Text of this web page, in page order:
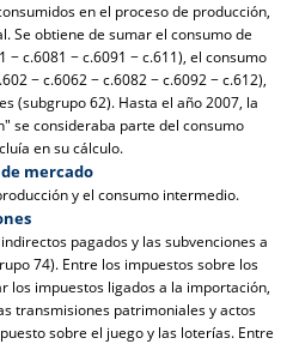
en el proceso de producción,
Se obtiene de sumar el consumo de
− c.6081 − c.6091 − c.611), el consumo
− c.6062 − c.6082 − c.6092 − c.612),
(subgrupo 62). Hasta el año 2007, la
se consideraba parte del consumo
en su cálculo.
mercado
y el consumo intermedio.
pagados y las subvenciones a
74). Entre los impuestos sobre los
los impuestos ligados a la importación,
transmisiones patrimoniales y actos
sobre el juego y las loterías. Entre